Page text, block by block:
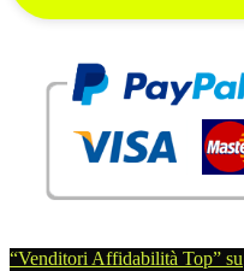
“Venditori Affidabilità Top” su